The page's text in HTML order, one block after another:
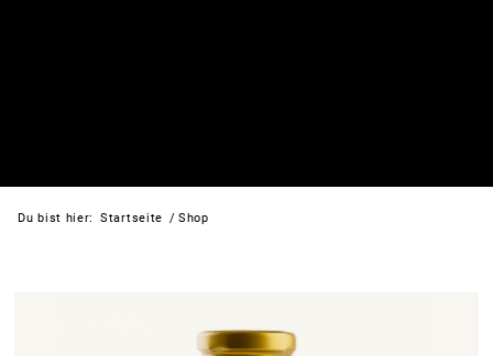
Du bist hier: Startseite / Shop